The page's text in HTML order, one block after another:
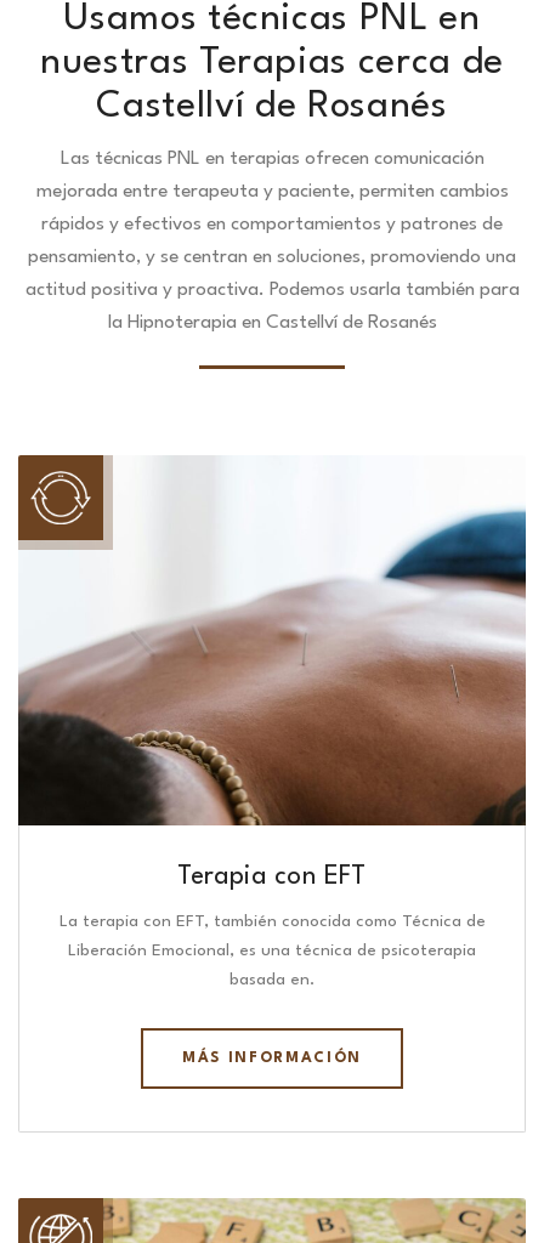
Usamos técnicas PNL en
nuestras Terapias cerca de
Castellví de Rosanés
Las técnicas PNL en terapias ofrecen comunicación
mejorada entre terapeuta y paciente, permiten cambios
rápidos y efectivos en comportamientos y patrones de
pensamiento, y se centran en soluciones, promoviendo una
actitud positiva y proactiva. Podemos usarla también para
la Hipnoterapia en Castellví de Rosanés
Terapia con EFT
La terapia con EFT, también conocida como Técnica de
Liberación Emocional, es una técnica de psicoterapia
basada en.
MÁS INFORMACIÓN